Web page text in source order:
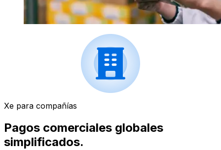
Xe para compañías
Pagos comerciales globales
simplificados.